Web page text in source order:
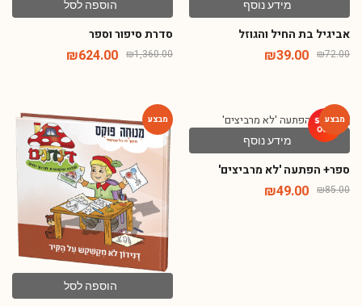
מידע נוסף
אביגיל בת החיל והגוזל
₪72.00
₪39.00
הוספה לסל
סדרת סיפור וספר
₪1,360.00
₪624.00
-42%
מידע נוסף
ספר+ הפתעה 'לא מרביצים'
₪85.00
₪49.00
הוספה לסל